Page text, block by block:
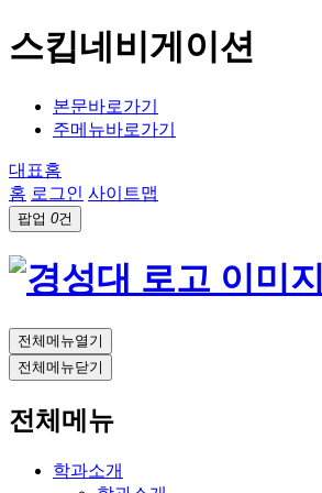
스킵네비게이션
본문바로가기
주메뉴바로가기
대표홈
홈 로그인 사이트맵
팝업 0건
전체메뉴열기
전체메뉴닫기
전체메뉴
학과소개